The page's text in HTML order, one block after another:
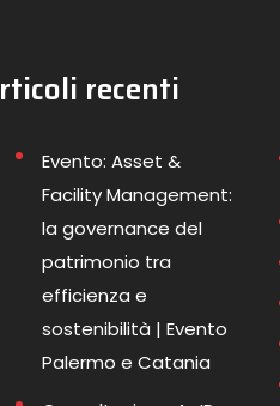
recenti
Evento: Asset &
Facility Management:
la governance del
patrimonio tra
efficienza e
sostenibilità | Evento
Palermo e Catania